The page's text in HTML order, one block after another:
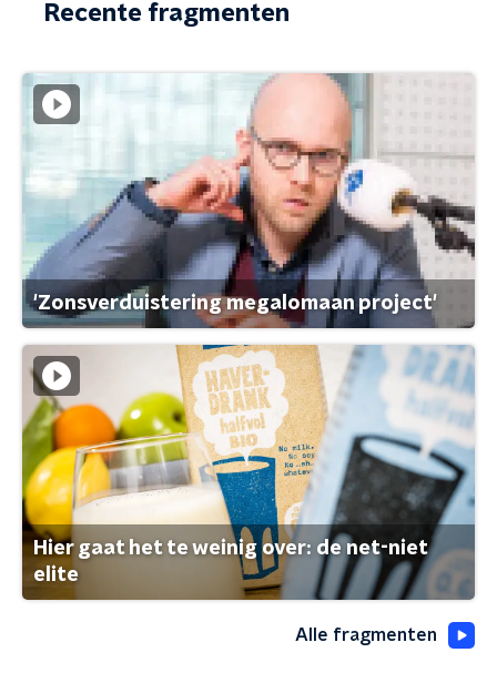
Recente fragmenten
'Zonsverduistering megalomaan project'
Hier gaat het te weinig over: de net-niet
elite
Alle fragmenten